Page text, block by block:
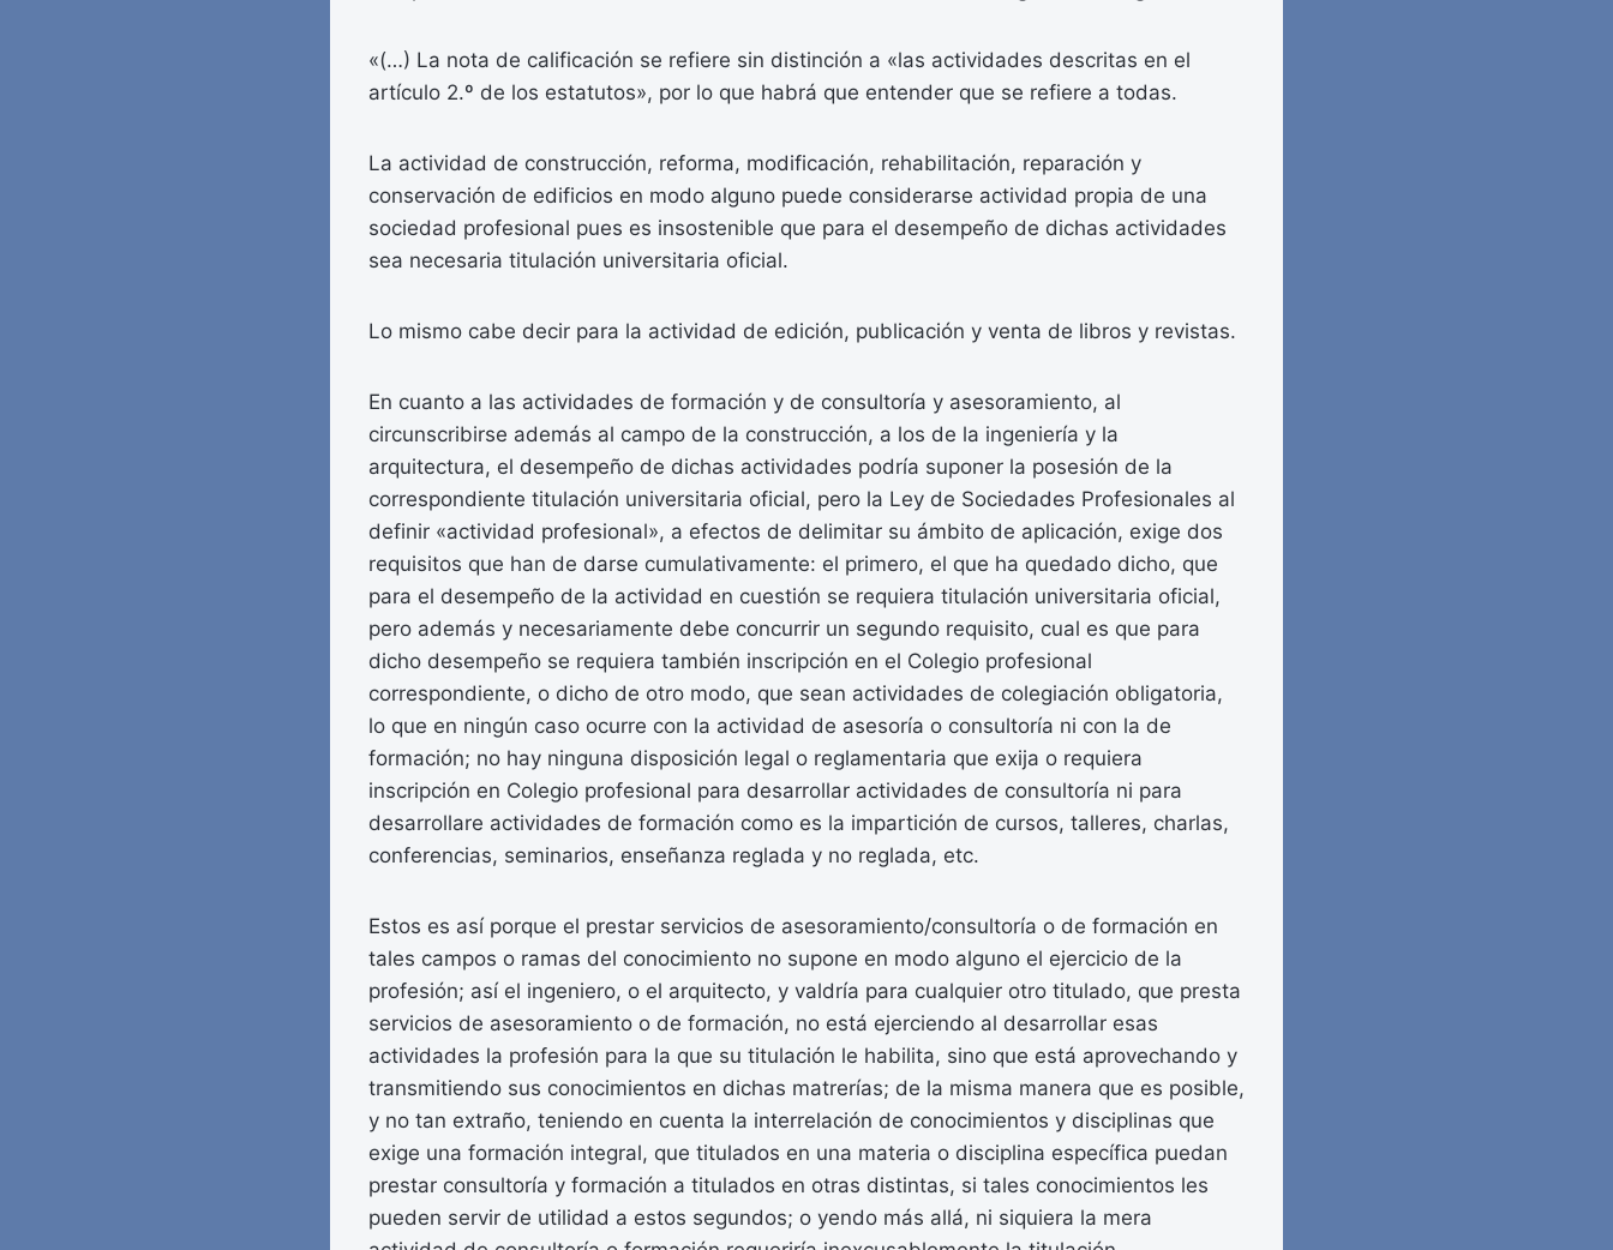
«(…) La nota de calificación se refiere sin distinción a «las actividades descritas en el
artículo 2.º de los estatutos», por lo que habrá que entender que se refiere a todas.
La actividad de construcción, reforma, modificación, rehabilitación, reparación y
conservación de edificios en modo alguno puede considerarse actividad propia de una
sociedad profesional pues es insostenible que para el desempeño de dichas actividades
sea necesaria titulación universitaria oficial.
Lo mismo cabe decir para la actividad de edición, publicación y venta de libros y revistas.
En cuanto a las actividades de formación y de consultoría y asesoramiento, al
circunscribirse además al campo de la construcción, a los de la ingeniería y la
arquitectura, el desempeño de dichas actividades podría suponer la posesión de la
correspondiente titulación universitaria oficial, pero la Ley de Sociedades Profesionales al
definir «actividad profesional», a efectos de delimitar su ámbito de aplicación, exige dos
requisitos que han de darse cumulativamente: el primero, el que ha quedado dicho, que
para el desempeño de la actividad en cuestión se requiera titulación universitaria oficial,
pero además y necesariamente debe concurrir un segundo requisito, cual es que para
dicho desempeño se requiera también inscripción en el Colegio profesional
correspondiente, o dicho de otro modo, que sean actividades de colegiación obligatoria,
lo que en ningún caso ocurre con la actividad de asesoría o consultoría ni con la de
formación; no hay ninguna disposición legal o reglamentaria que exija o requiera
inscripción en Colegio profesional para desarrollar actividades de consultoría ni para
desarrollare actividades de formación como es la impartición de cursos, talleres, charlas,
conferencias, seminarios, enseñanza reglada y no reglada, etc.
Estos es así porque el prestar servicios de asesoramiento/consultoría o de formación en
tales campos o ramas del conocimiento no supone en modo alguno el ejercicio de la
profesión; así el ingeniero, o el arquitecto, y valdría para cualquier otro titulado, que presta
servicios de asesoramiento o de formación, no está ejerciendo al desarrollar esas
actividades la profesión para la que su titulación le habilita, sino que está aprovechando y
transmitiendo sus conocimientos en dichas matrerías; de la misma manera que es posible,
y no tan extraño, teniendo en cuenta la interrelación de conocimientos y disciplinas que
exige una formación integral, que titulados en una materia o disciplina específica puedan
prestar consultoría y formación a titulados en otras distintas, si tales conocimientos les
pueden servir de utilidad a estos segundos; o yendo más allá, ni siquiera la mera